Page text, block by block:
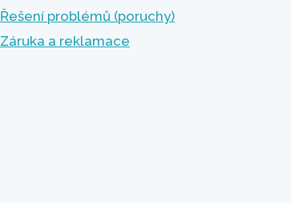
Řešení problémů (poruchy)
Záruka a reklamace